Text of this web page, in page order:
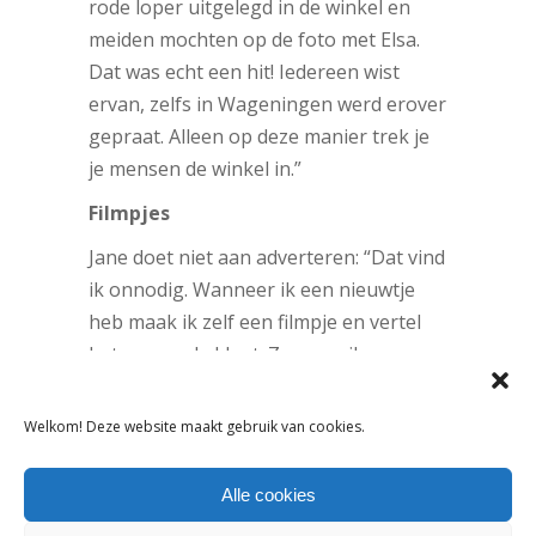
Welkom! Deze website maakt gebruik van cookies.
Alle cookies
rode loper uitgelegd in de winkel en
meiden mochten op de foto met Elsa.
Dat was echt een hit! Iedereen wist
ervan, zelfs in Wageningen werd erover
gepraat. Alleen op deze manier trek je
je mensen de winkel in.”
Filmpjes
Jane doet niet aan adverteren: “Dat vind
ik onnodig. Wanneer ik een nieuwtje
heb maak ik zelf een filmpje en vertel
het zo aan de klant. Zo open ik
heb ik in een video vertelt en op